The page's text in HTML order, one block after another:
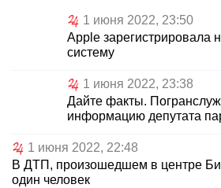
1 июня 2022, 23:50
Apple зарегистрировала
систему
1 июня 2022, 23:38
Дайте факты.
информацию депутата
1 июня 2022, 22:48
В ДТП, произошедшем в центре
один человек